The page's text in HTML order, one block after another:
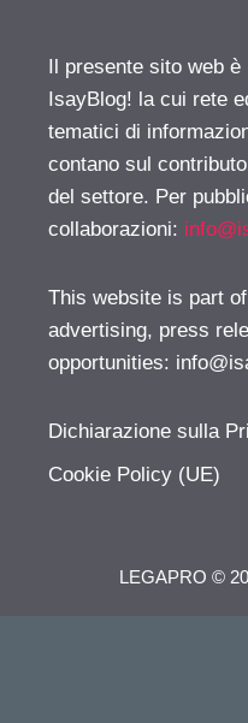
Il presente sito web
IsayBlog! la cui rete
tematici di
contano sul
del settore. Per
collaborazioni:
This website is part
advertising, press
opportunities:
Dichiarazione sulla
Cookie Policy (UE)
LEGAPRO ©